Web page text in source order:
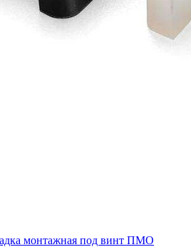
монтажная под винт ПМО